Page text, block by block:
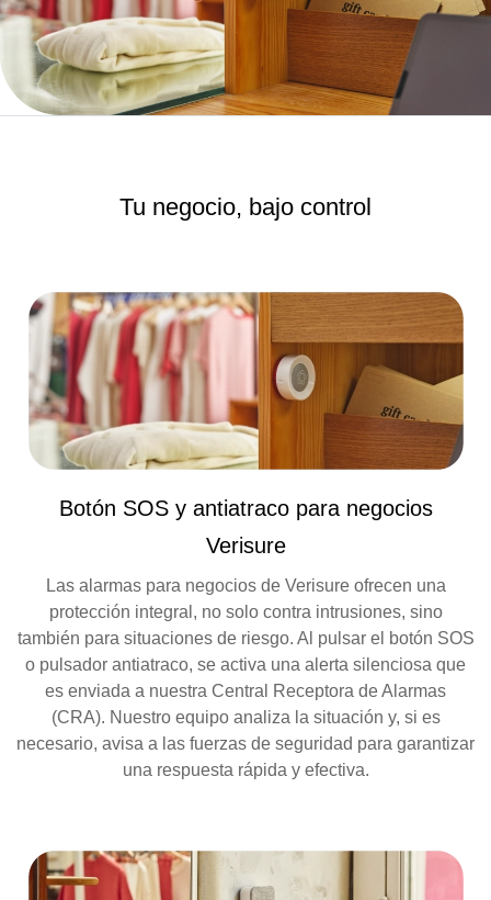
Tu negocio, bajo control
Botón SOS y antiatraco para negocios
Verisure
Las alarmas para negocios de Verisure ofrecen una
protección integral, no solo contra intrusiones, sino
también para situaciones de riesgo. Al pulsar el botón SOS
o pulsador antiatraco, se activa una alerta silenciosa que
es enviada a nuestra Central Receptora de Alarmas
(CRA). Nuestro equipo analiza la situación y, si es
necesario, avisa a las fuerzas de seguridad para garantizar
una respuesta rápida y efectiva.